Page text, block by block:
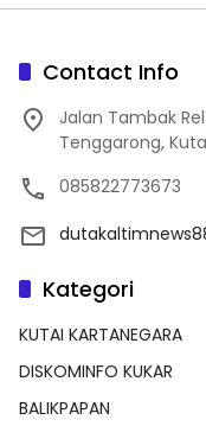
Contact Info
Jalan Tambak
Tenggarong,
085822773673
Kategori
KUTAI KARTANEGARA
DISKOMINFO KUKAR
BALIKPAPAN